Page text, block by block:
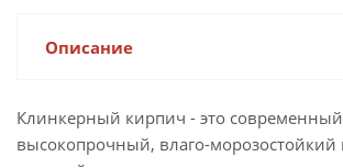
Описание
Клинкерный кирпич - это
высокопрочный, влаго-морозостойкий